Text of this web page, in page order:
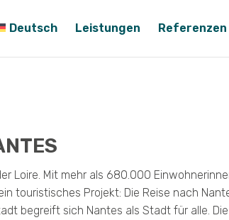
Deutsch Leistungen Referenzen
Loire. Mit mehr als 680.000
touristisches Projekt: Die Reise nach
begreift sich Nantes als Stadt für alle.